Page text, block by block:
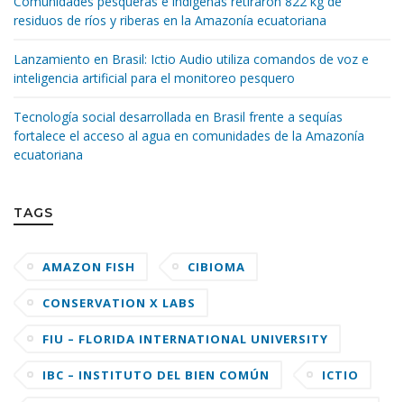
residuos de ríos y riberas en la Amazonía ecuatoriana
Lanzamiento en Brasil: Ictio Audio utiliza comandos de voz e
inteligencia artificial para el monitoreo pesquero
Tecnología social desarrollada en Brasil frente a sequías
fortalece el acceso al agua en comunidades de la Amazonía
ecuatoriana
TAGS
AMAZON FISH CIBIOMA
CONSERVATION X LABS
FIU – FLORIDA INTERNATIONAL UNIVERSITY
IBC – INSTITUTO DEL BIEN COMÚN ICTIO